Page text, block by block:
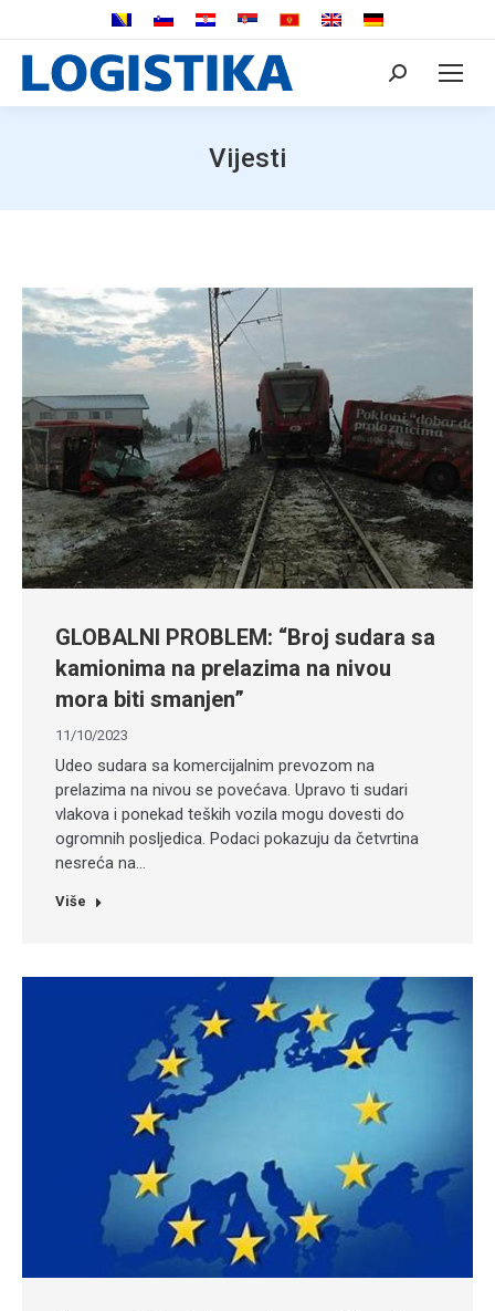
Search:
Vijesti
GLOBALNI PROBLEM: “Broj sudara sa
kamionima na prelazima na nivou
mora biti smanjen”
11/10/2023
Udeo sudara sa komercijalnim prevozom na
prelazima na nivou se povećava. Upravo ti sudari
vlakova i ponekad teških vozila mogu dovesti do
ogromnih posljedica. Podaci pokazuju da četvrtina
nesreća na…
Više